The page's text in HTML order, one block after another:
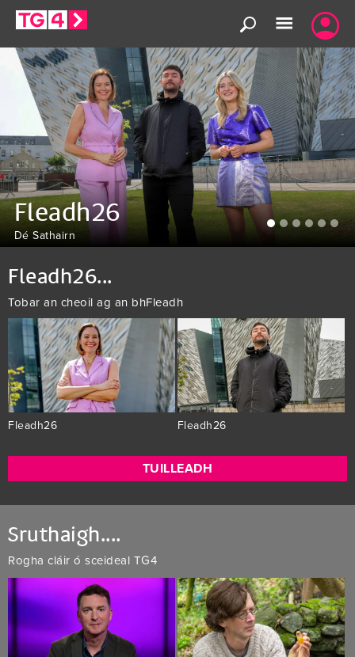
Skip
content
TG4
Fleadh26
Dé Sathairn
Fleadh26...
Tobar an cheoil ag an bhFleadh
Fleadh26 Fleadh26
TUILLEADH
Sruthaigh....
Rogha cláir ó sceideal TG4